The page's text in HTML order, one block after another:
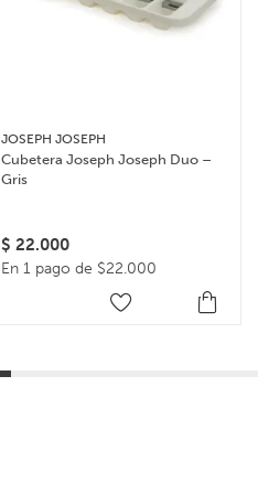
JOSEPH JOSEPH
Cubetera Joseph Joseph Duo –
Gris
$ 22.000
En 1 pago de $22.000